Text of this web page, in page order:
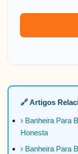
🔗 Artigos
› Banheira Para
Honesta
› Banheira Para